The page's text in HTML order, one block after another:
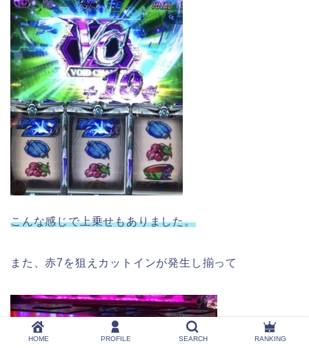
こんな感じで上乗せもありました。
また、赤7を狙えカットインが発生し揃って
HOME PROFILE SEARCH RANKING